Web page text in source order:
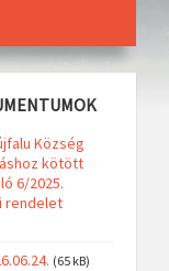
Község
kötött
6/2025.
rendelet
(65 kB)